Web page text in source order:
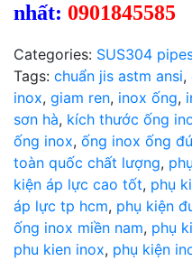
nhất: 0901845585
Categories: SUS304
Tags: chuẩn jis astm ansi,
inox, giam ren, inox ống,
sơn hà, kích thước ống
ống inox, ống inox ống
toàn quốc chất lượng,
kiện áp lực cao tốt, phụ
áp lực tp hcm, phụ kiện
ống inox miền nam, phụ
phu kien inox, phụ kiện